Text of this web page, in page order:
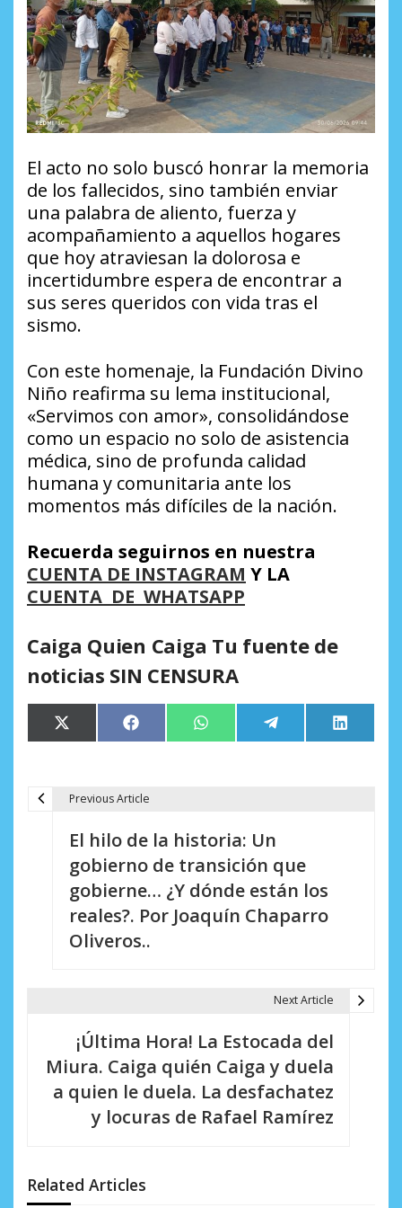
​El acto no solo buscó honrar la memoria
de los fallecidos, sino también enviar
una palabra de aliento, fuerza y
acompañamiento a aquellos hogares
que hoy atraviesan la dolorosa e
incertidumbre espera de encontrar a
sus seres queridos con vida tras el
sismo.
​Con este homenaje, la Fundación Divino
Niño reafirma su lema institucional,
«Servimos con amor», consolidándose
como un espacio no solo de asistencia
médica, sino de profunda calidad
humana y comunitaria ante los
momentos más difíciles de la nación.
Recuerda seguirnos en nuestra
CUENTA DE INSTAGRAM Y LA
CUENTA DE WHATSAPP
Caiga Quien Caiga Tu fuente de
noticias SIN CENSURA
Compartir
en
X
(Twitter)
Compartir
en
Facebook Compartir
en
WhatsApp Compartir
en
Telegram
en
LinkedIn
Previous Article
El hilo de la historia: Un
gobierno de transición que
gobierne… ¿Y dónde están los
reales?. Por Joaquín Chaparro
Oliveros..
Next Article
¡Última Hora! La Estocada del
Miura. Caiga quién Caiga y duela
a quien le duela. La desfachatez
y locuras de Rafael Ramírez
Related Articles